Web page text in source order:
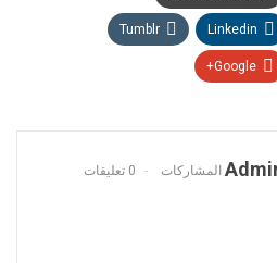
Linkedin
Tumblr
Google+
0 تعليقات